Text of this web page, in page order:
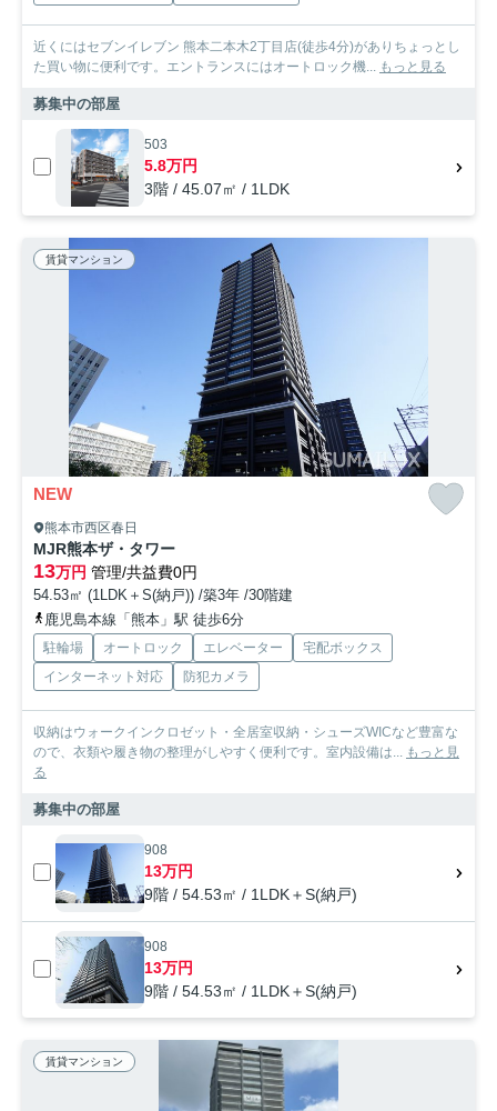
近くにはセブンイレブン 熊本二本木2丁目店(徒歩4分)がありちょっとし
た買い物に便利です。エントランスにはオートロック機... もっと見る
募集中の部屋
503
5.8万円
3階 / 45.07㎡ / 1LDK
賃貸マンション
NEW
熊本市西区春日
MJR熊本ザ・タワー
13万円 管理/共益費0円
54.53㎡ (1LDK＋S(納戸)) /築3年 /30階建
鹿児島本線「熊本」駅 徒歩6分
駐輪場 オートロック エレベーター
宅配ボックス
インターネット対応
防犯カメラ
収納はウォークインクロゼット・全居室収納・シューズWICなど豊富な
ので、衣類や履き物の整理がしやすく便利です。室内設備は... もっと見
る
募集中の部屋
908
13万円
9階 / 54.53㎡ / 1LDK＋S(納戸)
908
13万円
9階 / 54.53㎡ / 1LDK＋S(納戸)
賃貸マンション